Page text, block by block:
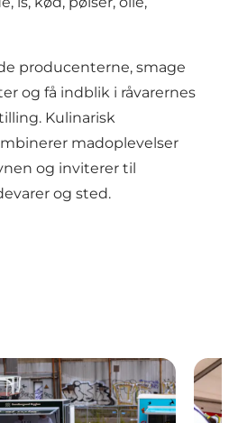
producenterne, smage
og få indblik i råvarernes
Kulinarisk
madoplevelser
og inviterer til
og sted.